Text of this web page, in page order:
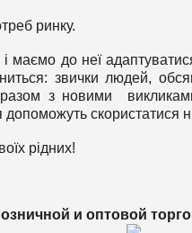
ринку.
маємо до неї
звички людей,
з новими
допоможуть скористатися
рідних!
и оптовой